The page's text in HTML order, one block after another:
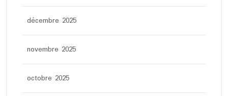
décembre 2025
novembre 2025
octobre 2025